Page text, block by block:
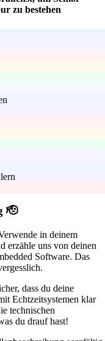
zu bestehen
🫡
in deinem
erzähle uns von deinen
Software. Das
dass du deine
Echtzeitsystemen klar
technischen
du drauf hast!